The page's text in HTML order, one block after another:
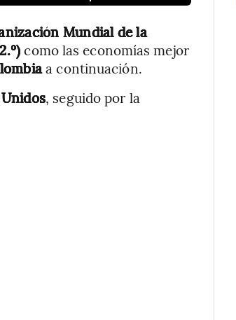
Mundial de la
como las economías mejor
a continuación.
, seguido por la